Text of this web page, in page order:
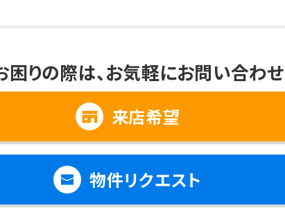
ません。
る場合
得ることが難しいとき
意を得ることが難しいとき
りの際は、お気軽にお問い合わ
来店希望
物件リクエスト